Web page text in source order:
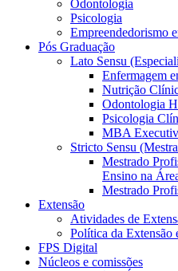
Odontologia
Psicologia
Empreendedorismo
Pós Graduação
Lato Sensu
Enfermagem
Nutrição
Odontologia
Psicologia
MBA
Stricto Sensu
Mestrado
Ensino na
Mestrado
Extensão
Atividades de
Política da Extensão
FPS Digital
Núcleos e comissões